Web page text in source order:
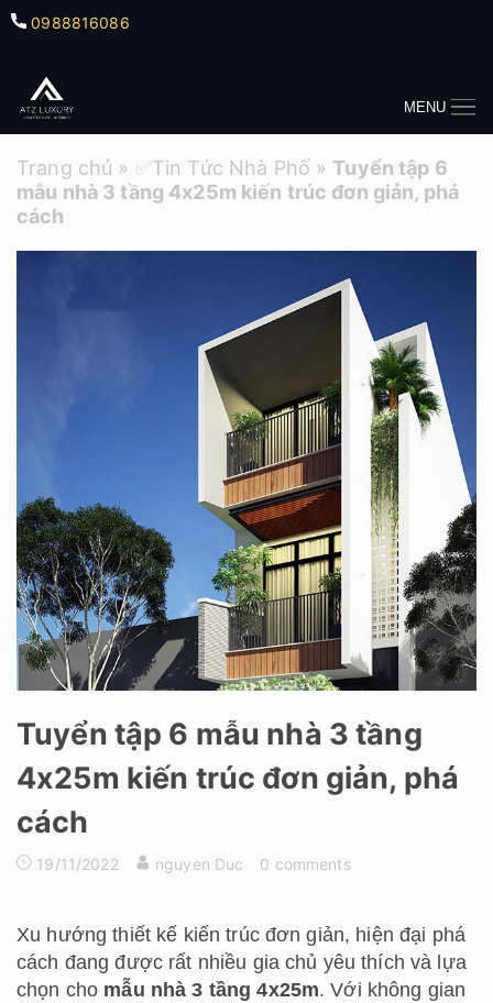
0988816086
MENU
Trang chủ » ✅Tin Tức Nhà Phố » Tuyển tập 6
mẫu nhà 3 tầng 4x25m kiến trúc đơn giản, phá
cách
Tuyển tập 6 mẫu nhà 3 tầng
4x25m kiến trúc đơn giản, phá
cách
19/11/2022 nguyen Duc 0 comments
Xu hướng thiết kế kiến trúc đơn giản, hiện đại phá
cách đang được rất nhiều gia chủ yêu thích và lựa
chọn cho mẫu nhà 3 tầng 4x25m. Với không gian